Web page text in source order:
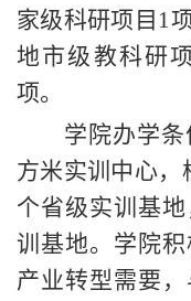
家级科研项目1
地市级教科研
项。
学院办学
方米实训中心，
个省级实训基
训基地。学院积
产业转型需要